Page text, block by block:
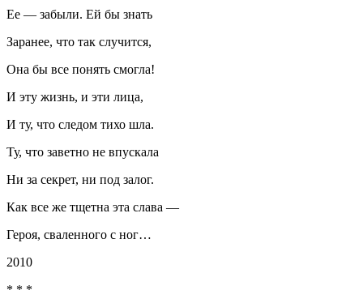
Ее — забыли. Ей бы знать
Заранее, что так случится,
Она бы все понять смогла!
И эту жизнь, и эти лица,
И ту, что следом тихо шла.
Ту, что заветно не впускала
Ни за секрет, ни под залог.
Как все же тщетна эта слава —
Героя, сваленного с ног…
2010